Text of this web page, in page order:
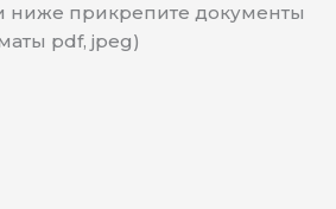
ниже прикрепите документы
pdf, jpeg)